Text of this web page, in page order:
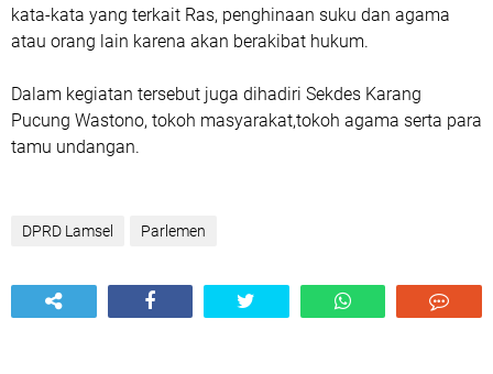
kata-kata yang terkait Ras, penghinaan suku dan agama
atau orang lain karena akan berakibat hukum.
Dalam kegiatan tersebut juga dihadiri Sekdes Karang
Pucung Wastono, tokoh masyarakat,tokoh agama serta para
tamu undangan.
DPRD Lamsel Parlemen